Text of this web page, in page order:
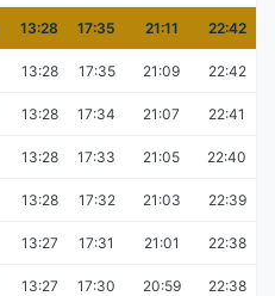
13:28 17:35 21:11 22:42
13:28 17:35 21:09 22:42
13:28 17:34 21:07 22:41
13:28 17:33 21:05 22:40
13:28 17:32 21:03 22:39
13:27 17:31 21:01 22:38
13:27 17:30 20:59 22:38